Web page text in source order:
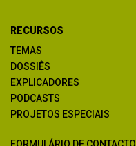
RECURSOS
TEMAS
DOSSIÊS
EXPLICADORES
PODCASTS
PROJETOS ESPECIAIS
FORMULÁRIO DE CONTACTO